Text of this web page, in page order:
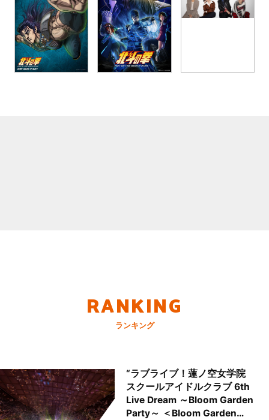
RANKING
ランキング
“ラブライブ！蓮ノ空女学院
スクールアイドルクラブ 6th
Live Dream ～Bloom Garden
Party～ ＜Bloom Garden